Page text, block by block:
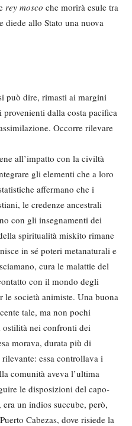
rey mosco che morirà esule tra
diede allo Stato una nuova
può dire, rimasti ai margini
dalla costa pacifica
Occorre rilevare
all’impatto con la civiltà
gli elementi che a loro
affermano che i
le credenze ancestrali
con gli insegnamenti dei
spiritualità miskito rimane
in sé poteri metanaturali e
cura le malattie del
con il mondo degli
le società animiste. Una buona
tale, ma non pochi
ostilità nei confronti dei
morava, durata più di
essa controllava i
comunità aveva l’ultima
le disposizioni del capo-
era un indios succube, però,
Cabezas, dove risiede la